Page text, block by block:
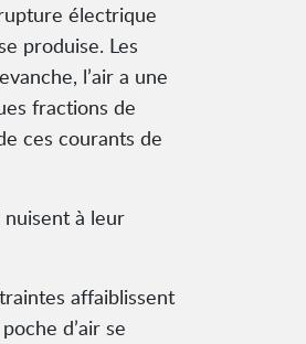
électrique
produise. Les
l’air a une
fractions de
ces courants de
à leur
affaiblissent
d’air se